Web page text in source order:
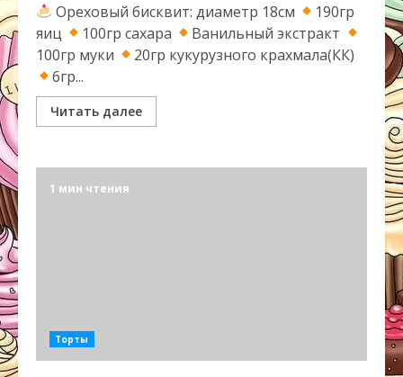
Ореховый бисквит: диаметр 18см
190гр
яиц
100гр сахара
Ванильный экстракт
100гр муки
20гр кукурузного крахмала(КК)
6гр...
Читать далее
1 мин чтения
Торты